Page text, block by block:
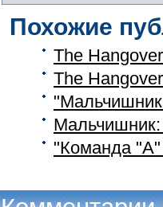
Похожие
The
The
Мальчишник:
"Команда